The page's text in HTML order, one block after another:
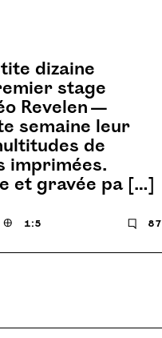
dizaine
stage
Revelen —
semaine leur
de
imprimées.
et gravée pa […]
 1:5 🗨 87